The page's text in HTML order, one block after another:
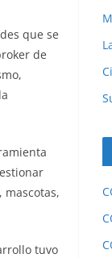
que se
de
tuvo